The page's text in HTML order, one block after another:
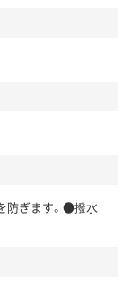
防ぎます。●撥水